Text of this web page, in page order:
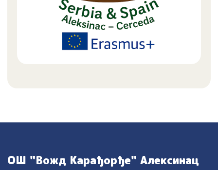
ОШ "Вожд Карађорђе" Алексинац